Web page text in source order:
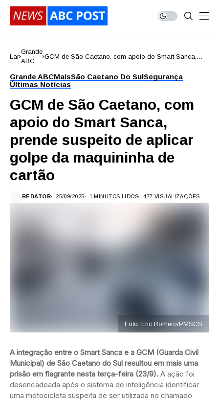
Lar
Grande
ABC
GCM de São Caetano, com apoio do Smart Sanca,
cartão
Grande ABCMaisSão Caetano Do SulSegurança
Últimas Notícias
GCM de São Caetano, com
apoio do Smart Sanca,
prende suspeito de aplicar
golpe da maquininha de
cartão
REDATOR 25/09/2025 1 MINUTOS LIDOS 477 VISUALIZAÇÕES
Foto: Eric Romero/PMSCS
A integração entre o Smart Sanca e a GCM (Guarda Civil
Municipal) de São Caetano do Sul resultou em mais uma
prisão em flagrante nesta terça-feira (23/9). A ação foi
desencadeada após o sistema de inteligência identificar
uma motocicleta suspeita de ser utilizada no chamado